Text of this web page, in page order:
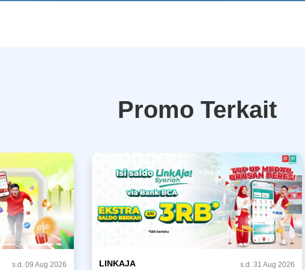
Promo Terkait
s.d. 09 Aug 2026 LINKAJA s.d. 31 Aug 2026